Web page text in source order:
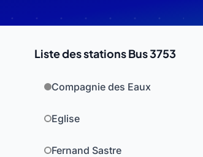
Liste des stations Bus 3753
Compagnie des Eaux
Eglise
Fernand Sastre